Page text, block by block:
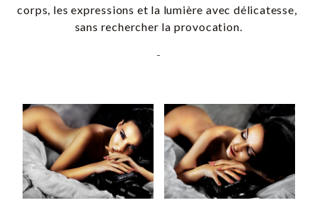
corps, les expressions et la lumière avec délicatesse,
sans rechercher la provocation.
-